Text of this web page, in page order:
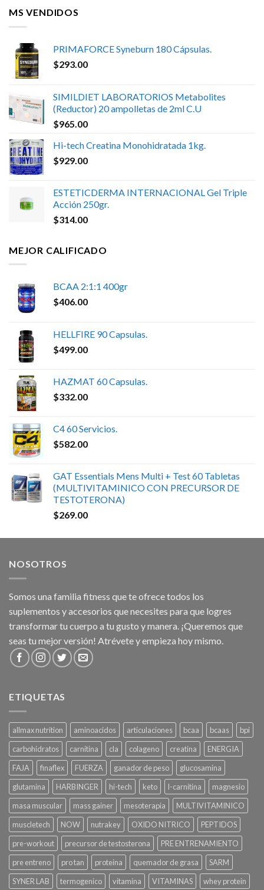
MS VENDIDOS
PRIMAFORCE Syneburn 180 Cápsulas.
$293.00
SIMILDIET LABORATORIOS Metabolites
(Reductor) 20 ampolletas de 2ml C.U
$965.00
Hi-tech Creatina Monohidratada 1kg.
$929.00
ESTETICDERMA INTERNACIONAL Gel Triple
Acción 250gr.
$314.00
MEJOR CALIFICADO
BCAA 2:1:1 400gr
$406.00
HELLFIRE 90 Capsulas.
$499.00
HAZMAT 60 Capsulas.
$332.00
C4 60 Servicios.
$582.00
GAT Essentials Mens Multi + Test 60 Tabletas
(MULTIVITAMINICO CON PRECURSOR DE
TESTOTERONA)
$269.00
NOSOTROS
Somos una familia fitness que te ofrece todos los
suplementos y accesorios que necesites para que logres
transformar tu cuerpo a tu gusto y manera. ¡Queremos que
seas tu mejor versión! Atrévete y empieza hoy mismo.
ETIQUETAS
allmax nutrition aminoacidos articulaciones bcaa bcaas
bpi
carbohidratos
carnitina cla colageno creatina
ENERGIA
FAJA
finaflex FUERZA ganador de peso
glucosamina
glutamina
HARBINGER hi-tech keto l-carnitina
magnesio
masa muscular
mass gainer mesoterapia
MULTIVITAMINICO
muscletech
NOW nutrakey OXIDO NITRICO
PEPTIDOS
pre-workout
precursor de testosterona
PRE ENTRENAMIENTO
pre entreno
pro tan proteina quemador de grasa
SARM
SYNER LAB
termogenico vitamina VITAMINAS whey protein